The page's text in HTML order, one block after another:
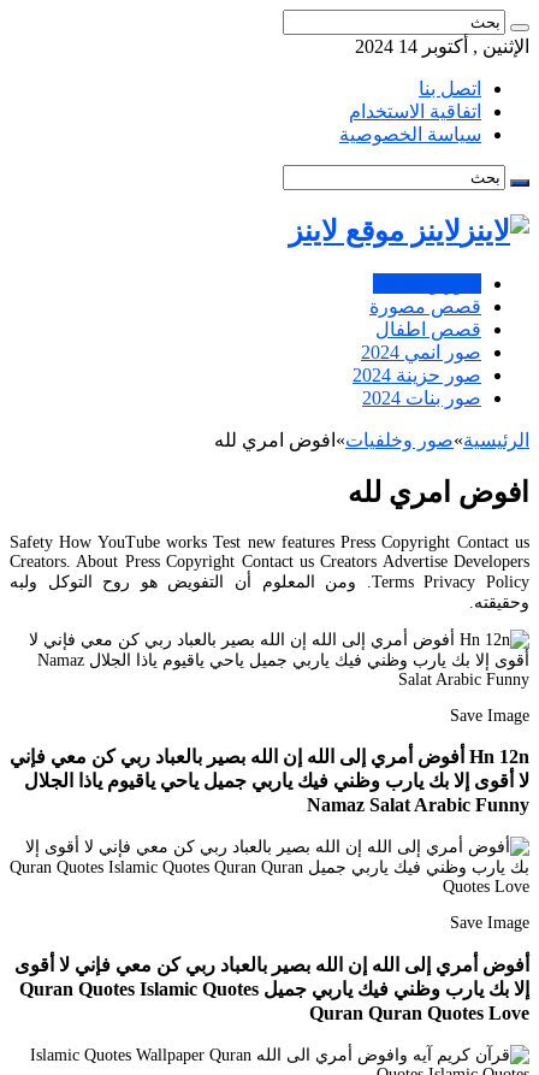
الإثنين , أكتوبر 14 2024
اتصل بنا
اتفاقية الاستخدام
سياسة الخصوصية
لاينز موقع لاينز
قصص مصورة
قصص اطفال
صور انمي 2024
صور حزينة 2024
صور بنات 2024
الرئيسية»صور وخلفيات» افوض امري لله
افوض امري لله
Safety How YouTube works Test new features Press Copyright Contact us
Creators. About Press Copyright Contact us Creators Advertise Developers
Terms Privacy Policy. ومن المعلوم أن التفويض هو روح التوكل ولبه
وحقيقته.
Save Image
Hn 12n أفوض أمري إلى الله إن الله بصير بالعباد ربي كن معي فإني
لا أقوى إلا بك يارب وظني فيك ياربي جميل ياحي ياقيوم ياذا الجلال
Namaz Salat Arabic Funny
Save Image
أفوض أمري إلى الله إن الله بصير بالعباد ربي كن معي فإني لا أقوى
إلا بك يارب وظني فيك ياربي جميل Quran Quotes Islamic Quotes
Quran Quran Quotes Love